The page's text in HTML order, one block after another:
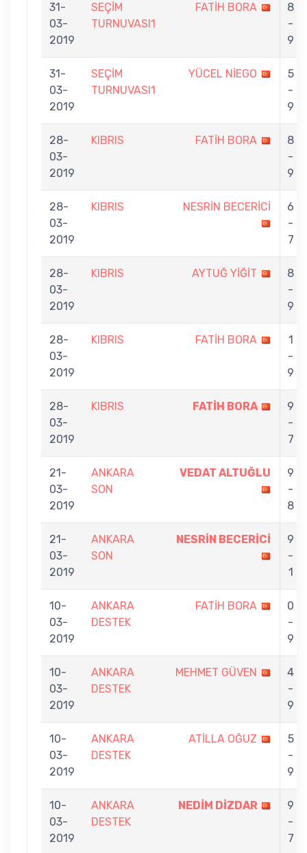
31-
03-
2019
SEÇİM
TURNUVASI1
FATİH BORA
8
-
9
31-
03-
2019
SEÇİM
TURNUVASI1
YÜCEL NİEGO
5
-
9
28-
03-
2019
KIBRIS FATİH BORA
8
-
9
28-
03-
2019
KIBRIS NESRİN BECERİCİ
6
-
7
28-
03-
2019
KIBRIS AYTUĞ YİĞİT
8
-
9
28-
03-
2019
KIBRIS FATİH BORA
1
-
9
28-
03-
2019
KIBRIS FATİH BORA
9
-
7
21-
03-
2019
ANKARA
SON
VEDAT ALTUĞLU
9
-
8
21-
03-
2019
ANKARA
SON
NESRİN BECERİCİ
9
-
1
10-
03-
2019
ANKARA
DESTEK
FATİH BORA
0
-
9
10-
03-
2019
ANKARA
DESTEK
MEHMET GÜVEN
4
-
9
10-
03-
2019
ANKARA
DESTEK
ATİLLA OĞUZ
5
-
9
10-
03-
2019
ANKARA
DESTEK
NEDİM DİZDAR
9
-
7